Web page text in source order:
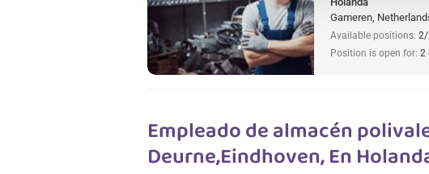
Gameren,
Available positions:
Position is open for: 2
Empleado de almacén
Deurne,Eindhoven, En